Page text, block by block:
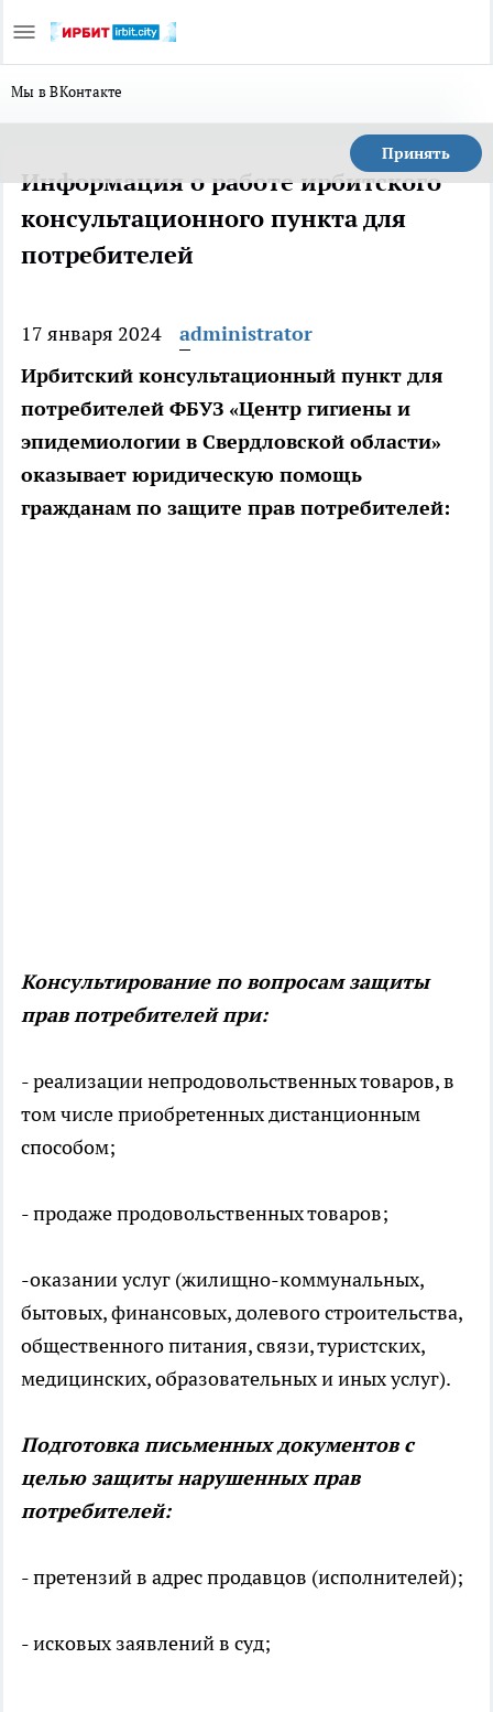
Мы в ВКонтакте
Принять
Информация о работе ирбитского
консультационного пункта для
потребителей
17 января 2024
administrator
Ирбитский консультационный пункт для
потребителей ФБУЗ «Центр гигиены и
эпидемиологии в Свердловской области»
оказывает юридическую помощь
гражданам по защите прав потребителей:
Консультирование по вопросам защиты
прав потребителей при:
- реализации непродовольственных товаров, в
том числе приобретенных дистанционным
способом;
- продаже продовольственных товаров;
-оказании услуг (жилищно-коммунальных,
бытовых, финансовых, долевого строительства,
общественного питания, связи, туристских,
медицинских, образовательных и иных услуг).
Подготовка письменных документов с
целью защиты нарушенных прав
потребителей:
- претензий в адрес продавцов (исполнителей);
- исковых заявлений в суд;